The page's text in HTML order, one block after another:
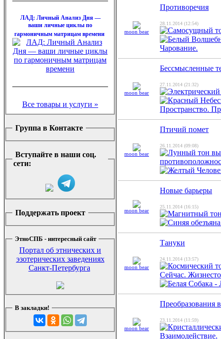
ЛАД: Личный Анализ Дня —
ваши личные циклы по
гармоничным матрицам времени
Все товары и услуги »
Группа в Контакте
Вступайте в наши соц.
сети:
Поддержать проект
ЭтноСПБ - интересный сайт
Портал об этнических и
эзотерических заведениях
Санкт-Петербурга
В закладки!
moon bear
Противоречия
28.11.2014 (12:54)
moon bear
Бессмысленные
27.11.2014 (21:32)
moon bear
Птичий помет
26.11.2014 (09:08)
moon bear
Новые барьеры
25.11.2014 (16:15)
moon bear
Тануки
24.11.2014 (13:57)
moon bear
Преобразования
23.11.2014 (11:59)